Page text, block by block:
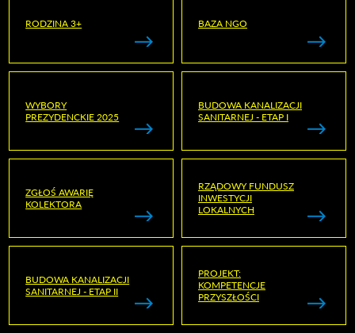
RODZINA 3+ BAZA NGO
WYBORY
PREZYDENCKIE 2025
BUDOWA KANALIZACJI
SANITARNEJ - ETAP I
ZGŁOŚ AWARIĘ
KOLEKTORA
RZĄDOWY FUNDUSZ
INWESTYCJI
LOKALNYCH
BUDOWA KANALIZACJI
SANITARNEJ - ETAP II
PROJEKT:
KOMPETENCJE
PRZYSZŁOŚCI